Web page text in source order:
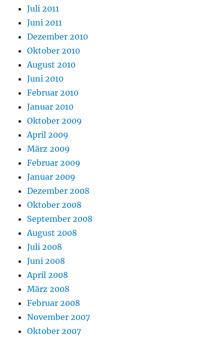
Juli 2011
Juni 2011
Dezember 2010
Oktober 2010
August 2010
Juni 2010
Februar 2010
Januar 2010
Oktober 2009
April 2009
März 2009
Februar 2009
Januar 2009
Dezember 2008
Oktober 2008
September 2008
August 2008
Juli 2008
Juni 2008
April 2008
März 2008
Februar 2008
November 2007
Oktober 2007